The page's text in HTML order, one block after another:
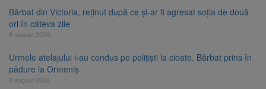
Bărbat din Victoria, reținut după ce și-ar fi agresat soția de două
ori în câteva zile
6 august 2026
Urmele atelajului i-au condus pe polițiști la cioate. Bărbat prins în
pădure la Ormeniș
6 august 2026